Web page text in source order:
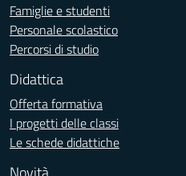
Famiglie e studenti
Personale scolastico
Percorsi di studio
Didattica
Offerta formativa
I progetti delle classi
Le schede didattiche